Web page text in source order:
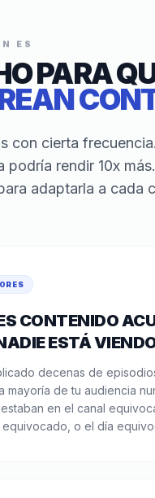
ES
PARA
con cierta
podría rendir 10x
adaptarla a cada
CONTENIDO
ESTÁ
decenas de
mayoría de tu audiencia
en el canal
equivocado, o el día